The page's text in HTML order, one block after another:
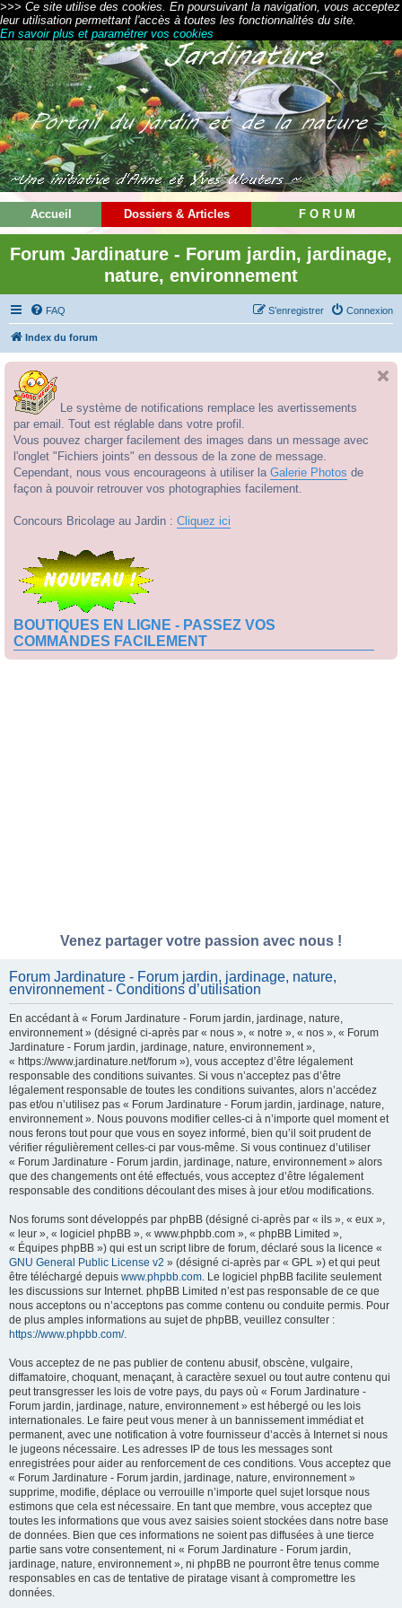
>>> Ce site utilise des cookies. En poursuivant la navigation, vous acceptez
leur utilisation permettant l'accès à toutes les fonctionnalités du site.
En savoir plus et paramétrer vos cookies
Accueil Dossiers & Articles F O R U M
Forum Jardinature - Forum jardin, jardinage,
nature, environnement
FAQ Connexion
S’enregistrer
Index du forum
Le système de notifications remplace les avertissements
par email. Tout est réglable dans votre profil.
Vous pouvez charger facilement des images dans un message avec
l'onglet "Fichiers joints" en dessous de la zone de message.
Cependant, nous vous encourageons à utiliser la Galerie Photos de
façon à pouvoir retrouver vos photographies facilement.
Concours Bricolage au Jardin : Cliquez ici
BOUTIQUES EN LIGNE - PASSEZ VOS
COMMANDES FACILEMENT
Venez partager votre passion avec nous !
Forum Jardinature - Forum jardin, jardinage, nature,
environnement - Conditions d’utilisation
En accédant à « Forum Jardinature - Forum jardin, jardinage, nature,
environnement » (désigné ci-après par « nous », « notre », « nos », « Forum
Jardinature - Forum jardin, jardinage, nature, environnement »,
« https://www.jardinature.net/forum »), vous acceptez d’être légalement
responsable des conditions suivantes. Si vous n’acceptez pas d’être
légalement responsable de toutes les conditions suivantes, alors n’accédez
pas et/ou n’utilisez pas « Forum Jardinature - Forum jardin, jardinage, nature,
environnement ». Nous pouvons modifier celles-ci à n’importe quel moment et
nous ferons tout pour que vous en soyez informé, bien qu’il soit prudent de
vérifier régulièrement celles-ci par vous-même. Si vous continuez d’utiliser
« Forum Jardinature - Forum jardin, jardinage, nature, environnement » alors
que des changements ont été effectués, vous acceptez d’être légalement
responsable des conditions découlant des mises à jour et/ou modifications.
Nos forums sont développés par phpBB (désigné ci-après par « ils », « eux »,
« leur », « logiciel phpBB », « www.phpbb.com », « phpBB Limited »,
« Équipes phpBB ») qui est un script libre de forum, déclaré sous la licence «
GNU General Public License v2 » (désigné ci-après par « GPL ») et qui peut
être téléchargé depuis www.phpbb.com. Le logiciel phpBB facilite seulement
les discussions sur Internet. phpBB Limited n’est pas responsable de ce que
nous acceptons ou n’acceptons pas comme contenu ou conduite permis. Pour
de plus amples informations au sujet de phpBB, veuillez consulter :
https://www.phpbb.com/.
Vous acceptez de ne pas publier de contenu abusif, obscène, vulgaire,
diffamatoire, choquant, menaçant, à caractère sexuel ou tout autre contenu qui
peut transgresser les lois de votre pays, du pays où « Forum Jardinature -
Forum jardin, jardinage, nature, environnement » est hébergé ou les lois
internationales. Le faire peut vous mener à un bannissement immédiat et
permanent, avec une notification à votre fournisseur d’accès à Internet si nous
le jugeons nécessaire. Les adresses IP de tous les messages sont
enregistrées pour aider au renforcement de ces conditions. Vous acceptez que
« Forum Jardinature - Forum jardin, jardinage, nature, environnement »
supprime, modifie, déplace ou verrouille n’importe quel sujet lorsque nous
estimons que cela est nécessaire. En tant que membre, vous acceptez que
toutes les informations que vous avez saisies soient stockées dans notre base
de données. Bien que ces informations ne soient pas diffusées à une tierce
partie sans votre consentement, ni « Forum Jardinature - Forum jardin,
jardinage, nature, environnement », ni phpBB ne pourront être tenus comme
responsables en cas de tentative de piratage visant à compromettre les
données.